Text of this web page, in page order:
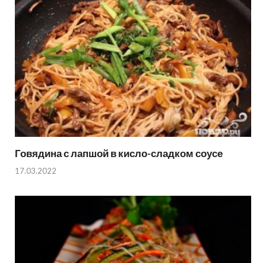
Говядина с лапшой в кисло-сладком соусе
17.03.2022